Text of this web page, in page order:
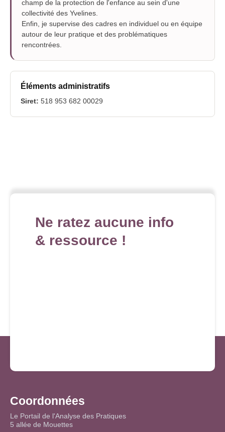
champ de la protection de l'enfance au sein d'une
collectivité des Yvelines.
Enfin, je supervise des cadres en individuel ou en équipe
autour de leur pratique et des problématiques
rencontrées.
Éléments administratifs
Siret: 518 953 682 00029
Ne ratez aucune info
& ressource !
Coordonnées
Le Portail de l'Analyse des Pratiques
5 allée de Mouettes